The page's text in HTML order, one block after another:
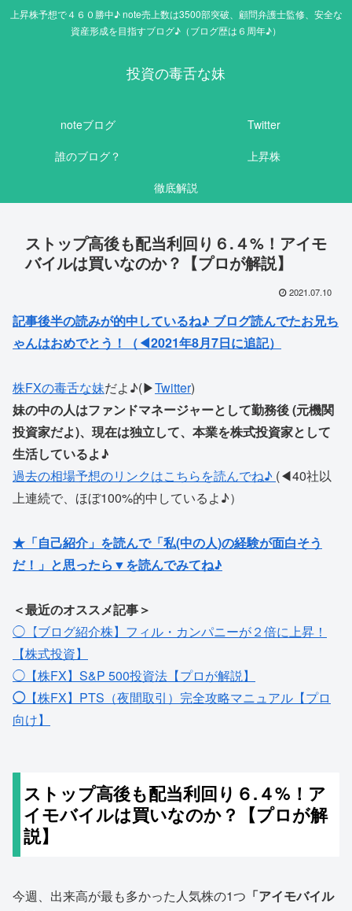
上昇株予想で４６０勝中♪ note売上数は3500部突破、顧問弁護士監修、安全な
資産形成を目指すブログ♪（ブログ歴は６周年♪）
投資の毒舌な妹
noteブログ
Twitter
誰のブログ？
上昇株
徹底解説
ストップ高後も配当利回り６.４%！アイモ
バイルは買いなのか？【プロが解説】
2021.07.10
記事後半の読みが的中しているね♪ ブログ読んでたお兄ち
ゃんはおめでとう！（◀2021年8月7日に追記）
株FXの毒舌な妹だよ♪(▶Twitter)
妹の中の人はファンドマネージャーとして勤務後 (元機関
投資家だよ)、現在は独立して、本業を株式投資家として
生活しているよ♪
過去の相場予想のリンクはこちらを読んでね♪ (◀40社以
上連続で、ほぼ100%的中しているよ♪）
★「自己紹介」を読んで「私(中の人)の経験が面白そう
だ！」と思ったら▼を読んでみてね♪
＜最近のオススメ記事＞
◯【ブログ紹介株】フィル・カンパニーが２倍に上昇！
【株式投資】
◯【株FX】S&P 500投資法【プロが解説】
◯【株FX】PTS（夜間取引）完全攻略マニュアル【プロ
向け】
ストップ高後も配当利回り６.４%！ア
イモバイルは買いなのか？【プロが解
説】
今週、出来高が最も多かった人気株の1つ 「アイモバイル